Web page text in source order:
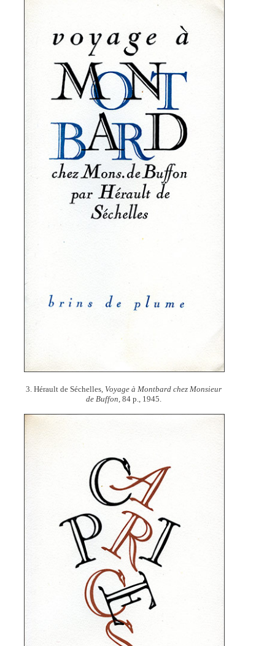
3. Hérault de Séchelles, Voyage à Montbard chez Monsieur
de Buffon, 84 p., 1945.